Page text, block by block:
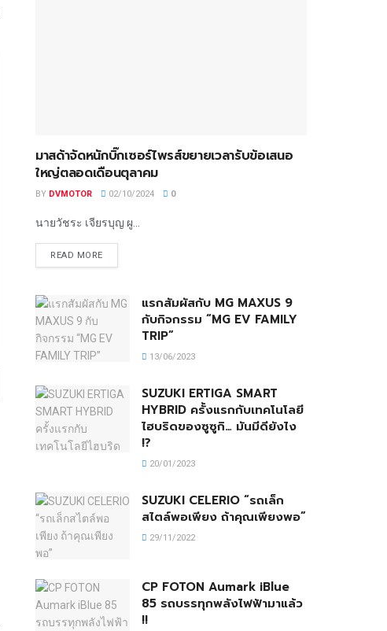
มาสด้าจัดหนักบิ๊กเซอร์ไพรส์ขยายเวลารับข้อเสนอ
ใหญ่ตลอดเดือนตุลาคม
BY DVMOTOR 02/10/2024 0
นายวัชระ เจียรบุญ ผู...
READ MORE
แรกสัมผัสกับ MG MAXUS 9
กับกิจกรรม “MG EV FAMILY
TRIP”
13/06/2023
SUZUKI ERTIGA SMART
HYBRID ครั้งแรกกับเทคโนโลยี
ไฮบริดของซูซูกิ… มันมีดียังไง
!?
20/01/2023
SUZUKI CELERIO “รถเล็ก
สไตล์พอเพียง ถ้าคุณเพียงพอ”
29/11/2022
CP FOTON Aumark iBlue
85 รถบรรทุกพลังไฟฟ้ามาแล้ว
!!